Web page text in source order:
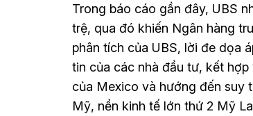
Trong báo cáo gần đây, UBS
trệ, qua đó khiến Ngân hàng
phân tích của UBS, lời đe dọa
tin của các nhà đầu tư, kết
của Mexico và hướng đến suy
Mỹ, nền kinh tế lớn thứ 2 Mỹ